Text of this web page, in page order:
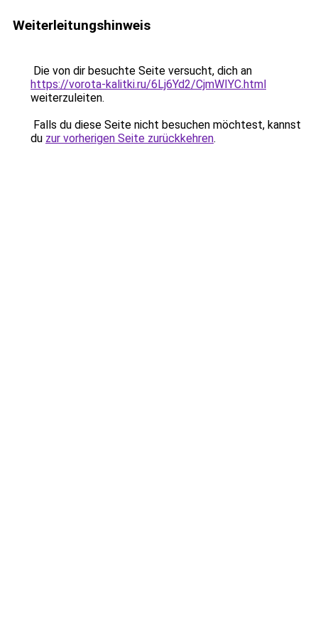
Weiterleitungshinweis
Die von dir besuchte Seite versucht, dich an
https://vorota-kalitki.ru/6Lj6Yd2/CjmWIYC.html
weiterzuleiten.
Falls du diese Seite nicht besuchen möchtest, kannst
du zur vorherigen Seite zurückkehren.